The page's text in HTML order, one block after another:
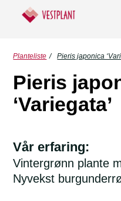
Planteliste / Pieris japonica
Pieris
‘Variegata’
Vår erfaring:
Vintergrønn plante
Nyvekst